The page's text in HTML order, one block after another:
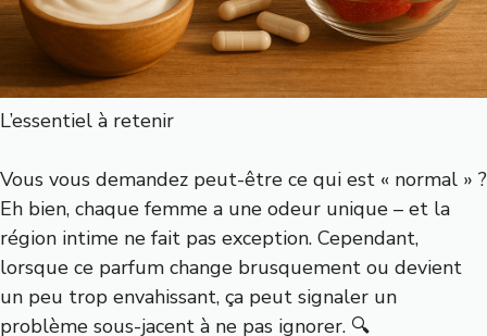
L’essentiel à retenir
Vous vous demandez peut-être ce qui est « normal » ?
Eh bien, chaque femme a une odeur unique – et la
région intime ne fait pas exception. Cependant,
lorsque ce parfum change brusquement ou devient
un peu trop envahissant, ça peut signaler un
problème sous-jacent à ne pas ignorer. 🔍